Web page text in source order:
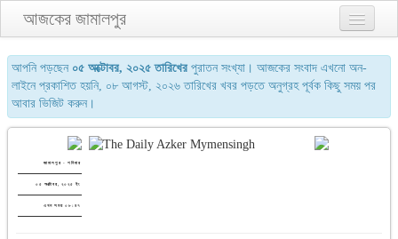
আজকের জামালপুর
প্রথম পাতা
২য় পাতা
৩য় পাতা
শেষের পাতা
আমাদের সম্পর্কে
আপনি পড়ছেন ০৫ অক্টোবর, ২০২৫ তারিখের পুরাতন সংখ্যা। আজকের সংবাদ এখনো অন-
লাইনে প্রকাশিত হয়নি, ০৮ আগস্ট, ২০২৬ তারিখের খবর পড়তে অনুগ্রহ পূর্বক কিছু সময় পর
আবার ভিজিট করুন।
জামালপুর - শনিবার
০৫ অক্টোবর, ২০২৫ ইং
এখন সময় ০৮:৪৭